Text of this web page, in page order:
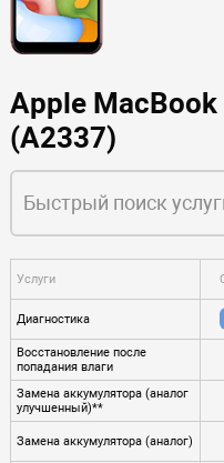
Apple
(A2337)
Услуги
Диагностика
Восстановление после
попадания влаги
Замена аккумулятора (аналог
улучшенный)**
Замена аккумулятора (аналог)